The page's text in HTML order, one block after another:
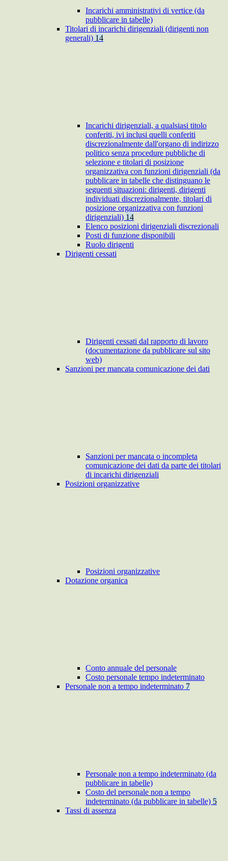
Incarichi amministrativi di vertice (da
pubblicare in tabelle)
Titolari di incarichi dirigenziali (dirigenti non
generali) 14
Incarichi dirigenziali, a qualsiasi titolo
conferiti, ivi inclusi quelli conferiti
discrezionalmente dall'organo di indirizzo
politico senza procedure pubbliche di
selezione e titolari di posizione
organizzativa con funzioni dirigenziali (da
pubblicare in tabelle che distinguano le
seguenti situazioni: dirigenti, dirigenti
individuati discrezionalmente, titolari di
posizione organizzativa con funzioni
dirigenziali) 14
Elenco posizioni dirigenziali discrezionali
Posti di funzione disponibili
Ruolo dirigenti
Dirigenti cessati
Dirigenti cessati dal rapporto di lavoro
(documentazione da pubblicare sul sito
web)
Sanzioni per mancata comunicazione dei dati
Sanzioni per mancata o incompleta
comunicazione dei dati da parte dei titolari
di incarichi dirigenziali
Posizioni organizzative
Posizioni organizzative
Dotazione organica
Conto annuale del personale
Costo personale tempo indeterminato
Personale non a tempo indeterminato 7
Personale non a tempo indeterminato (da
pubblicare in tabelle)
Costo del personale non a tempo
indeterminato (da pubblicare in tabelle) 5
Tassi di assenza